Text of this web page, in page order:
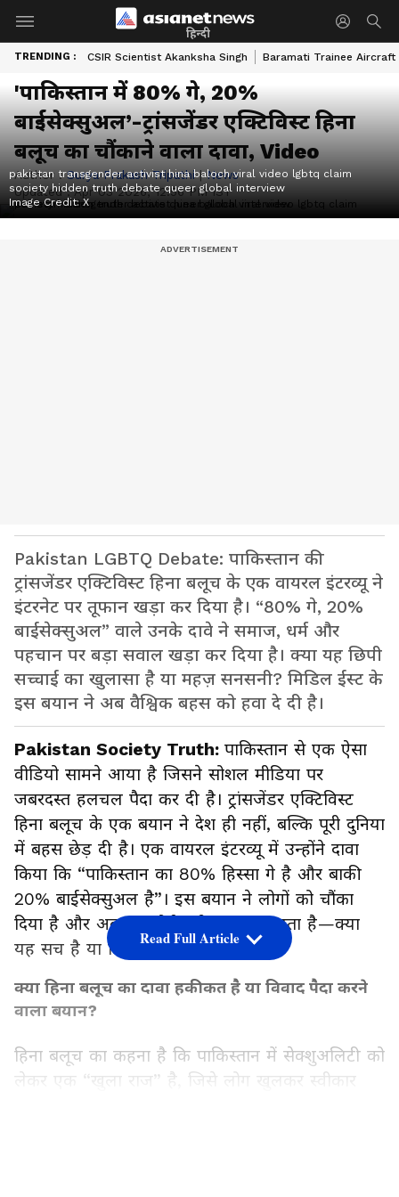
हिन्दी
TRENDING : CSIR Scientist Akanksha Singh Baramati Trainee Aircraft
'पाकिस्तान में 80% गे, 20%
बाईसेक्सुअल’-ट्रांसजेंडर एक्टिविस्ट हिना
बलूच का चौंकाने वाला दावा, Video
Author :Surya Prakash Tripathi|News
Updated :Apr 03 2026, 12:56 PM IST
pakistan transgender activist hina baloch viral video lgbtq claim
society hidden truth debate queer global interview
Image Credit:X
Pakistan LGBTQ Debate: पाकिस्तान की
ट्रांसजेंडर एक्टिविस्ट हिना बलूच के एक वायरल इंटरव्यू ने
इंटरनेट पर तूफान खड़ा कर दिया है। “80% गे, 20%
बाईसेक्सुअल” वाले उनके दावे ने समाज, धर्म और
पहचान पर बड़ा सवाल खड़ा कर दिया है। क्या यह छिपी
सच्चाई का खुलासा है या महज़ सनसनी? मिडिल ईस्ट के
इस बयान ने अब वैश्विक बहस को हवा दे दी है।
Pakistan Society Truth: पाकिस्तान से एक ऐसा
वीडियो सामने आया है जिसने सोशल मीडिया पर
जबरदस्त हलचल पैदा कर दी है। ट्रांसजेंडर एक्टिविस्ट
हिना बलूच के एक बयान ने देश ही नहीं, बल्कि पूरी दुनिया
में बहस छेड़ दी है। एक वायरल इंटरव्यू में उन्होंने दावा
किया कि “पाकिस्तान का 80% हिस्सा गे है और बाकी
20% बाईसेक्सुअल है”। इस बयान ने लोगों को चौंका
दिया है और अब हर कोई यही जानना चाहता है—क्या
यह सच है या सिर्फ एक विवाद?
क्या हिना बलूच का दावा हकीकत है या विवाद पैदा करने
वाला बयान?
हिना बलूच का कहना है कि पाकिस्तान में सेक्शुअलिटी को
लेकर एक “खुला राज” है, जिसे लोग खुलकर स्वीकार
Read Full Article